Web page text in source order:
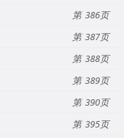
386
387
388
389
390
395